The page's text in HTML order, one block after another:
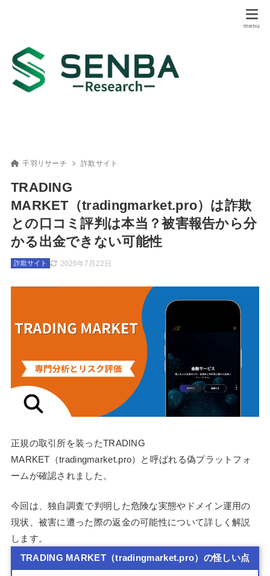
千羽リサーチ 詐欺サイト
TRADING
MARKET（tradingmarket.pro）は詐欺
との口コミ評判は本当？被害報告から分
かる出金できない可能性
2026年7月22日
詐欺サイト
正規の取引所を装ったTRADING
MARKET（tradingmarket.pro）と呼ばれる偽プラットフォ
ームが確認されました。
今回は、独自調査で判明した危険な実態やドメイン運用の
現状、被害に遭った際の返金の可能性について詳しく解説
します。
TRADING MARKET（tradingmarket.pro）の怪しい点